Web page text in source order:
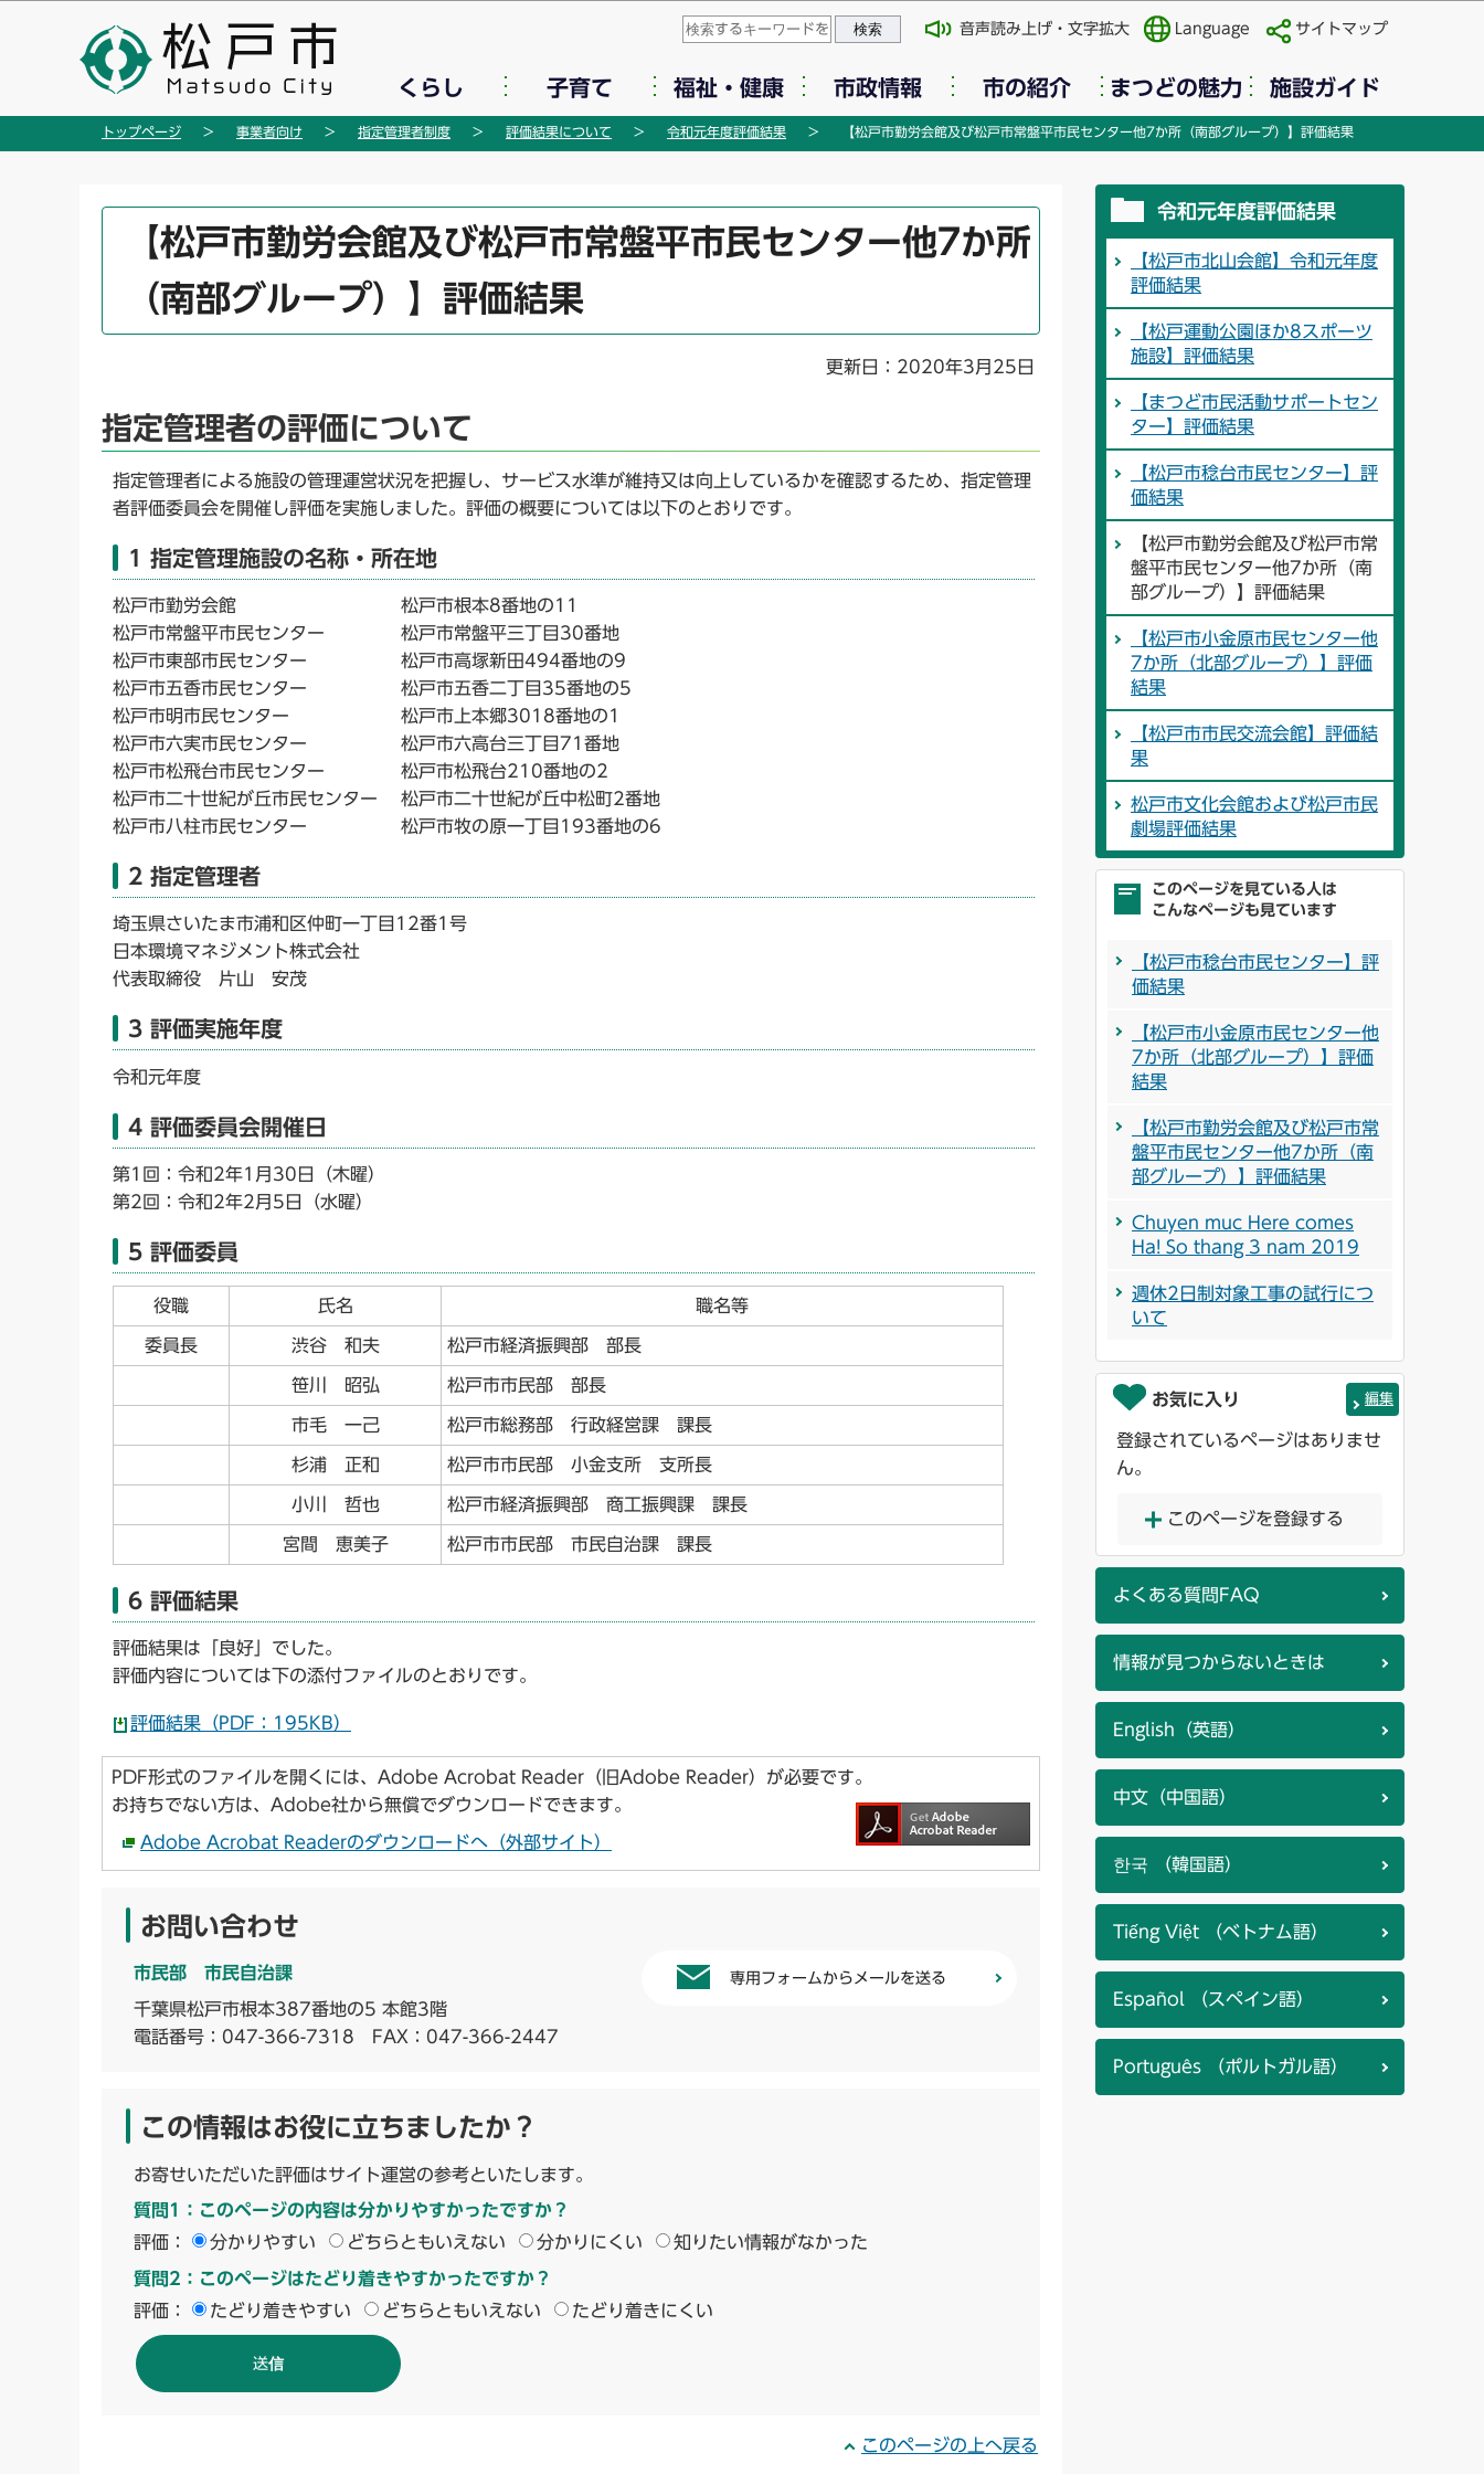
の
このページの本文へ移動
音声読み上げ・文字拡大 Language サイトマップ
くらし 子育て 福祉・健康 市政情報 市の紹介 まつどの魅力 施設ガイド
トップページ 事業者向け 指定管理者制度 評価結果について 令和元年度評価結果 【松戸市勤労会館及び松戸市常盤平市民センター他7か所（南部グループ）】評価結果
か
【松戸市勤労会館及び松戸市常盤平市民センター他7か所
（南部グループ）】評価結果
更新日：2020年3月25日
指定管理者の評価について
指定管理者による施設の管理運営状況を把握し、サービス水準が維持又は向上しているかを確認するため、指定管理
者評価委員会を開催し評価を実施しました。評価の概要については以下のとおりです。
1 指定管理施設の名称・所在地
松戸市勤労会館 松戸市根本8番地の11
松戸市常盤平市民センター 松戸市常盤平三丁目30番地
松戸市東部市民センター 松戸市高塚新田494番地の9
松戸市五香市民センター 松戸市五香二丁目35番地の5
松戸市明市民センター 松戸市上本郷3018番地の1
松戸市六実市民センター 松戸市六高台三丁目71番地
松戸市松飛台市民センター 松戸市松飛台210番地の2
松戸市二十世紀が丘市民センター 松戸市二十世紀が丘中松町2番地
松戸市八柱市民センター 松戸市牧の原一丁目193番地の6
2 指定管理者
埼玉県さいたま市浦和区仲町一丁目12番1号
日本環境マネジメント株式会社
代表取締役 片山 安茂
3 評価実施年度
令和元年度
4 評価委員会開催日
第1回：令和2年1月30日（木曜）
第2回：令和2年2月5日（水曜）
5 評価委員
役職 氏名 職名等
委員長 渋谷 和夫 松戸市経済振興部 部長
笹川 昭弘 松戸市市民部 部長
市毛 一己 松戸市総務部 行政経営課 課長
杉浦 正和 松戸市市民部 小金支所 支所長
小川 哲也 松戸市経済振興部 商工振興課 課長
宮間 恵美子 松戸市市民部 市民自治課 課長
6 評価結果
評価結果は「良好」でした。
評価内容については下の添付ファイルのとおりです。
評価結果（PDF：195KB）
PDF形式のファイルを開くには、Adobe Acrobat Reader（旧Adobe Reader）が必要です。
お持ちでない方は、Adobe社から無償でダウンロードできます。
Adobe Acrobat Readerのダウンロードへ（外部サイト）
お問い合わせ
市民部 市民自治課
千葉県松戸市根本387番地の5 本館3階
電話番号： 047-366-7318 FAX：047-366-2447
専用フォームからメールを送る
この情報はお役に立ちましたか？
お寄せいただいた評価はサイト運営の参考といたします。
質問1：このページの内容は分かりやすかったですか？
評価：
分かりやすい どちらともいえない 分かりにくい 知りたい情報がなかった
質問2：このページはたどり着きやすかったですか？
評価：
たどり着きやすい どちらともいえない たどり着きにくい
このページの上へ戻る
令和元年度評価結果
【松戸市北山会館】令和元年度
評価結果
【松戸運動公園ほか8スポーツ
施設】評価結果
【まつど市民活動サポートセン
ター】評価結果
【松戸市稔台市民センター】評
価結果
【松戸市勤労会館及び松戸市常
盤平市民センター他7か所（南
部グループ）】評価結果
【松戸市小金原市民センター他
7か所（北部グループ）】評価
結果
【松戸市市民交流会館】評価結
果
松戸市文化会館および松戸市民
劇場評価結果
このページを見ている人は
こんなページも見ています
【松戸市稔台市民センター】評
価結果
【松戸市小金原市民センター他
7か所（北部グループ）】評価
結果
【松戸市勤労会館及び松戸市常
盤平市民センター他7か所（南
部グループ）】評価結果
Chuyen muc Here comes
Ha! So thang 3 nam 2019
週休2日制対象工事の試行につ
いて
お気に入り 編集
登録されているページはありませ
ん。
このページを登録する
よくある質問FAQ
情報が見つからないときは
English（英語）
中文（中国語）
한국 （韓国語）
Tiếng Việt （ベトナム語）
Español （スペイン語）
Português （ポルトガル語）